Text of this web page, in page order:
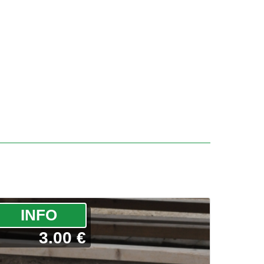
­INFO
3.00 €